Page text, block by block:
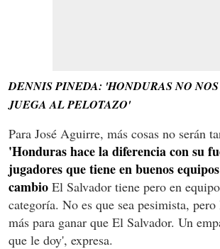
DENNIS PINEDA: 'HONDURAS NO
JUEGA AL PELOTAZO'
Para José Aguirre, más cosas no serán
'Honduras hace la diferencia con su
jugadores que tiene en buenos
cambio El Salvador tiene pero en
categoría. No es que sea pesimista,
más para ganar que El Salvador. Un
que le doy', expresa.